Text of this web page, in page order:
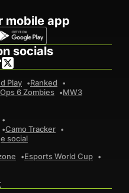
mobile app
socials
Play
Ranked
6 Zombies MW3
Camo Tracker
social
Esports World Cup